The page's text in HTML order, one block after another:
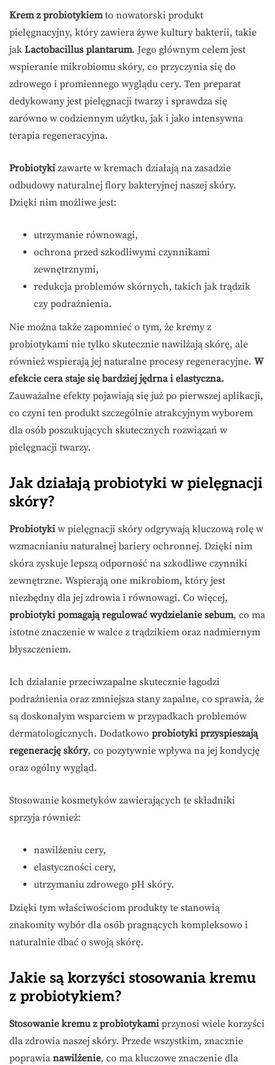
Krem z probiotykiemto nowatorski produkt
pielęgnacyjny, który zawiera żywe kultury bakterii, takie
jak Lactobacillus plantarum. Jego głównym celem jest
wspieranie mikrobiomu skóry, co przyczynia się do
zdrowego i promiennego wyglądu cery. Ten preparat
dedykowany jest pielęgnacji twarzy i sprawdza się
zarówno w codziennym użytku, jak i jako intensywna
terapia regeneracyjna.
Probiotyki zawarte w kremach działają na zasadzie
odbudowy naturalnej flory bakteryjnej naszej skóry.
Dzięki nim możliwe jest:
utrzymanie równowagi,
ochrona przed szkodliwymi czynnikami
zewnętrznymi,
redukcja problemów skórnych, takich jak trądzik
czy podrażnienia.
Nie można także zapomnieć o tym, że kremy z
probiotykami nie tylko skutecznie nawilżają skórę, ale
również wspierają jej naturalne procesy regeneracyjne. W
efekcie cera staje się bardziej jędrna i elastyczna.
Zauważalne efekty pojawiają się już po pierwszej aplikacji,
co czyni ten produkt szczególnie atrakcyjnym wyborem
dla osób poszukujących skutecznych rozwiązań w
pielęgnacji twarzy.
Jak działają probiotyki w pielęgnacji
skóry?
Probiotyki w pielęgnacji skóry odgrywają kluczową rolę w
wzmacnianiu naturalnej bariery ochronnej. Dzięki nim
skóra zyskuje lepszą odporność na szkodliwe czynniki
zewnętrzne. Wspierają one mikrobiom, który jest
niezbędny dla jej zdrowia i równowagi. Co więcej,
probiotyki pomagają regulować wydzielanie sebum, co ma
istotne znaczenie w walce z trądzikiem oraz nadmiernym
błyszczeniem.
Ich działanie przeciwzapalne skutecznie łagodzi
podrażnienia oraz zmniejsza stany zapalne, co sprawia, że
są doskonałym wsparciem w przypadkach problemów
dermatologicznych. Dodatkowo probiotyki przyspieszają
regenerację skóry, co pozytywnie wpływa na jej kondycję
oraz ogólny wygląd.
Stosowanie kosmetyków zawierających te składniki
sprzyja również:
nawilżeniu cery,
elastyczności cery,
utrzymaniu zdrowego pH skóry.
Dzięki tym właściwościom produkty te stanowią
znakomity wybór dla osób pragnących kompleksowo i
naturalnie dbać o swoją skórę.
Jakie są korzyści stosowania kremu
z probiotykiem?
Stosowanie kremu z probiotykami przynosi wiele korzyści
dla zdrowia naszej skóry. Przede wszystkim, znacznie
poprawia nawilżenie, co ma kluczowe znaczenie dla